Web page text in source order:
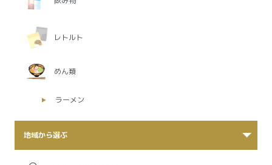
レトルト
めん類
ラーメン
地域から選ぶ